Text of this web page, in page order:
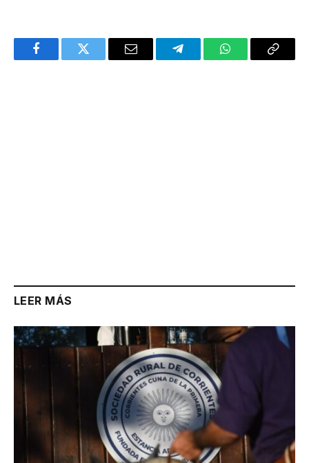
FacebookTwitter Email TelegramWhatsAppCopy
LEER MÁS